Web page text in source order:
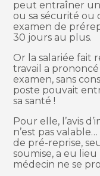
peut entraîner
ou sa sécurité ou
examen de
30 jours au plus.
Or la salariée fait
travail a
examen, sans
poste pouvait
sa santé !
Pour elle, l’avis
n’est pas
de pré-reprise,
soumise, a eu
médecin ne se